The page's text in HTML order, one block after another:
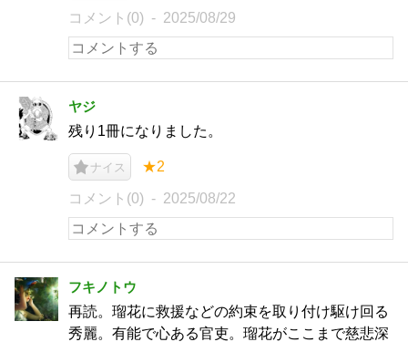
コメント(0) 2025/08/29
ヤジ
残り1冊になりました。
ナイス ★2
コメント(0) 2025/08/22
フキノトウ
再読。瑠花に救援などの約束を取り付け駆け回る
秀麗。有能で心ある官吏。瑠花がここまで慈悲深